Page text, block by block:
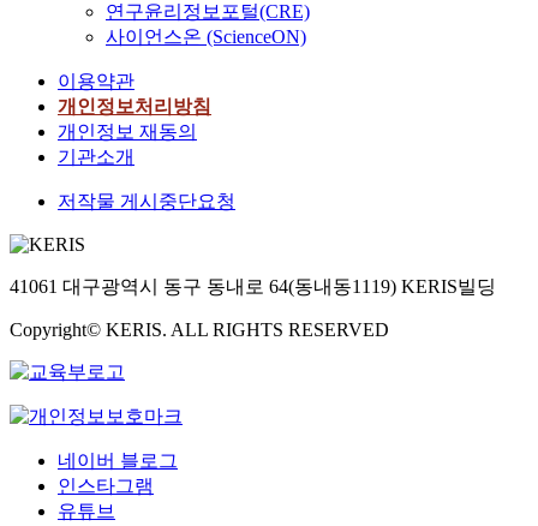
연구윤리정보포털(CRE)
사이언스온 (ScienceON)
이용약관
개인정보처리방침
개인정보 재동의
기관소개
저작물 게시중단요청
41061 대구광역시 동구 동내로 64(동내동1119) KERIS빌딩
Copyright© KERIS. ALL RIGHTS RESERVED
네이버 블로그
인스타그램
유튜브